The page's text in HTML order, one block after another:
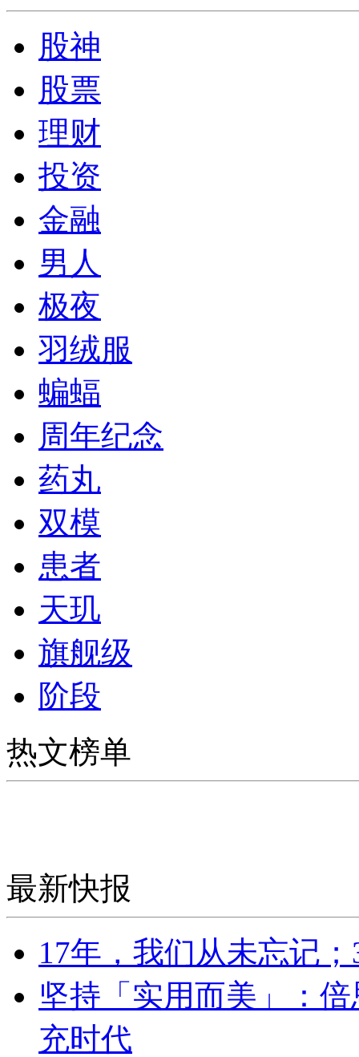
股神
股票
理财
投资
金融
男人
极夜
羽绒服
蝙蝠
周年纪念
药丸
双模
患者
天玑
旗舰级
阶段
热文榜单
最新快报
17年，我们从未忘记
坚持「实用而美」：
充时代